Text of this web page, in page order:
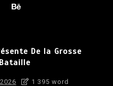
De la Grosse
1 395 word